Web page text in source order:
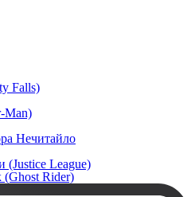
Falls)
Man)
Нечитайло
(Justice League)
Rider)